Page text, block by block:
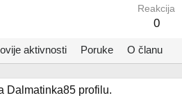
Reakcija
0
aktivnosti Poruke O članu
Dalmatinka85 profilu.